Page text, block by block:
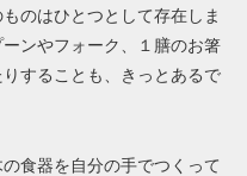
のはひとつとして存在しま
ンやフォーク、１膳のお箸
することも、きっとあるで
食器を自分の手でつくって